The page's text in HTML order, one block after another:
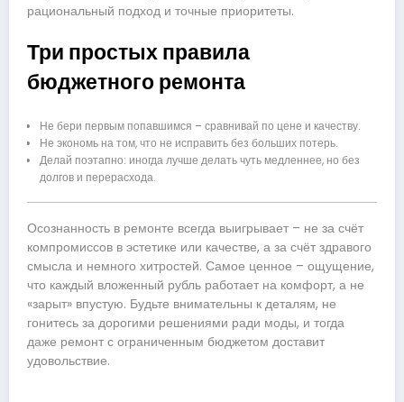
рациональный подход и точные приоритеты.
Три простых правила
бюджетного ремонта
Не бери первым попавшимся – сравнивай по цене и качеству.
Не экономь на том, что не исправить без больших потерь.
Делай поэтапно: иногда лучше делать чуть медленнее, но без
долгов и перерасхода.
Осознанность в ремонте всегда выигрывает – не за счёт
компромиссов в эстетике или качестве, а за счёт здравого
смысла и немного хитростей. Самое ценное – ощущение,
что каждый вложенный рубль работает на комфорт, а не
«зарыт» впустую. Будьте внимательны к деталям, не
гонитесь за дорогими решениями ради моды, и тогда
даже ремонт с ограниченным бюджетом доставит
удовольствие.